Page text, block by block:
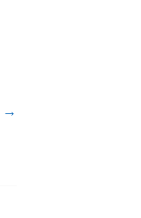
→